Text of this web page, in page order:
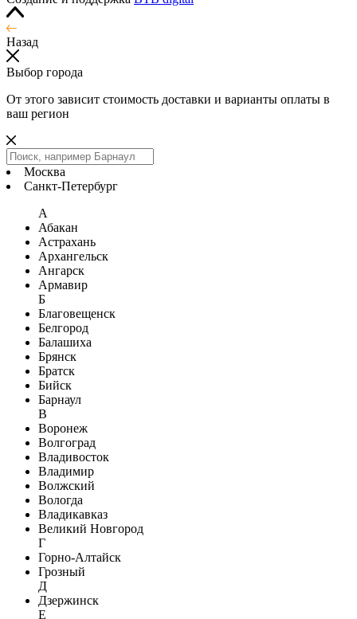
Назад
Выбор города
От этого зависит стоимость доставки и варианты оплаты в
ваш регион
Москва
Санкт-Петербург
А
Абакан
Астрахань
Архангельск
Ангарск
Армавир
Б
Благовещенск
Белгород
Балашиха
Брянск
Братск
Бийск
Барнаул
В
Воронеж
Волгоград
Владивосток
Владимир
Волжский
Вологда
Владикавказ
Великий Новгород
Г
Горно-Алтайск
Грозный
Д
Дзержинск
Е